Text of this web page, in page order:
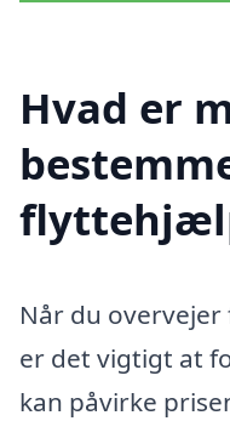
Hvad er
Når du
er det vigtigt at
kan påvirke